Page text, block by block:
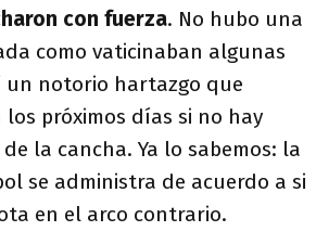
con fuerza. No hubo una
como vaticinaban algunas
un notorio hartazgo que
los próximos días si no hay
la cancha. Ya lo sabemos: la
se administra de acuerdo a si
en el arco contrario.